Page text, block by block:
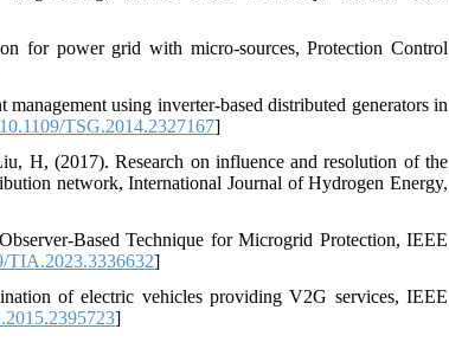
for power grid with micro-sources, Protection Control
using inverter-based distributed generators in
TSG.2014.2327167]
H, (2017). Research on influence and resolution of the
network, International Journal of Hydrogen Energy,
Based Technique for Microgrid Protection, IEEE
TIA.2023.3336632]
of electric vehicles providing V2G services, IEEE
]